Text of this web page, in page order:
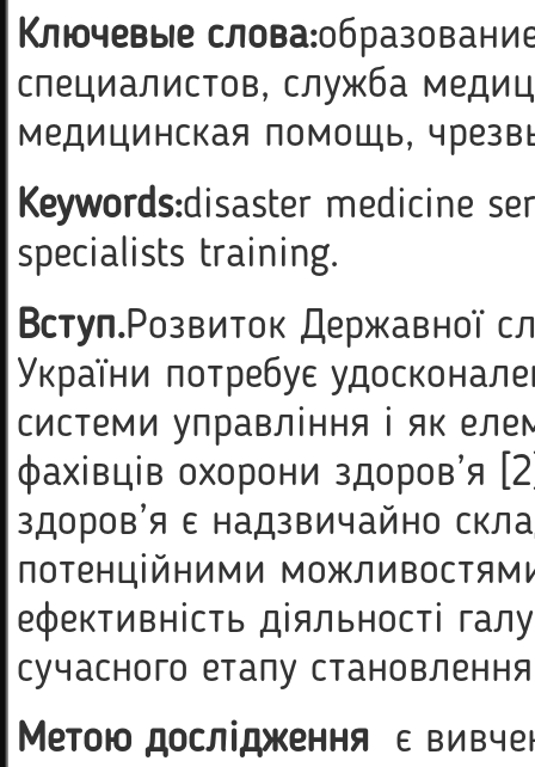
Ключевые слова:
специалистов, служба
медицинская помощь,
Keywords:disaster medicine
specialists training.
Вступ.Розвиток Державної
України потребує
системи управління і як
фахівців охорони здоров’я
здоров’я є надзвичайно
потенційними
ефективність діяльності
сучасного етапу
Метоюдослідження є